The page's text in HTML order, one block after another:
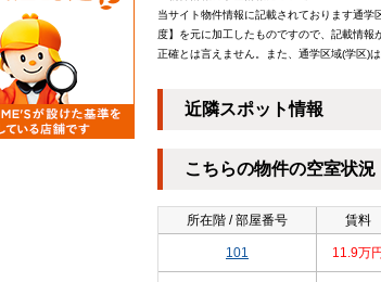
当サイト物件情報に記載されております通
度】を元に加工したものですので、記載情
正確とは言えません。また、通学区域(学区)
近隣スポット情報
こちらの物件の空室状況
所在階 / 部屋番号 賃料
101 11.9万円